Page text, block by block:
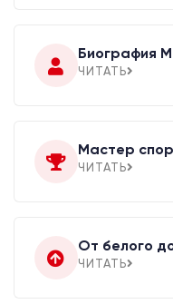
Биография
ЧИТАТЬ
Мастер
ЧИТАТЬ
От белого
ЧИТАТЬ